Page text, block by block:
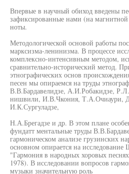
Впервые в научный обиход введены
зафиксированные нами (на
ноты.
Методологической основой работы
марксизма-ленинизма. В процессе
комплексно-интенсивным методом,
сравнительно-исторический метод.
этнографических основ
песен мы опираемся на труды
В.В.Бардавелидзе, А.И.Робакидзе,
нишвили, И.В.Чкония, Т.А.Очиаури,
И.К.Сургуладзе,
Н.А.Брегадзе и др. В этом плане
фундатт ментальные труды
гармоническом анализе грузинских
основном опирается на
"Гармония в народных хоровых
1978). В исследовании вопросов
музыки значительную роль